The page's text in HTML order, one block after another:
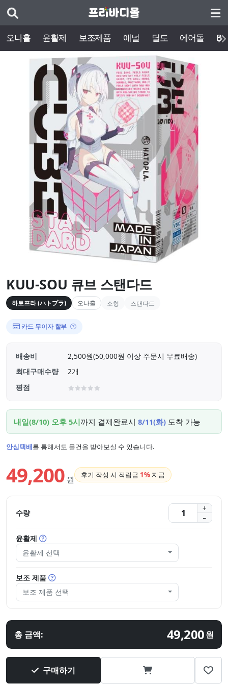
오나홀 윤활제 보조제품 애널 딜도 에어돌
KUU-SOU 큐브 스탠다드
하토프라 (ハトプラ) 오나홀 소형 스탠다드
카드 무이자 할부
배송비
2,500원(50,000원 이상 주문시 무료배송)
최대구매수량
2개
평점
내일(8/10) 오후 5시까지 결제완료시 8/11(화) 도착 가능
안심택배를 통해서도 물건을 받아보실 수 있습니다.
49,200 원 후기 작성 시 적립금 1% 지급
수량
윤활제
윤활제 선택
보조 제품
보조 제품 선택
총 금액: 49,200원
구매하기